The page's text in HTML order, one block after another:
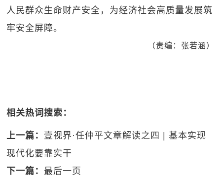
人民群众生命财产安全，为经济社会高质量发展筑
牢安全屏障。
（责编：张若涵）
相关热词搜索：
上一篇： 壹视界·任仲平文章解读之四 | 基本实现
现代化要靠实干
下一篇：最后一页